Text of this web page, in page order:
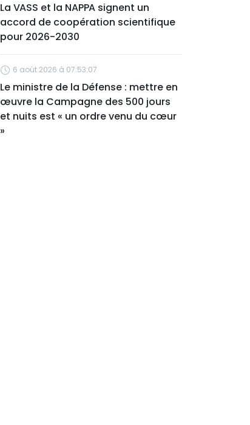
La VASS et la NAPPA signent un
accord de coopération scientifique
pour 2026-2030
6 août 2026 à 07:53:07
Le ministre de la Défense : mettre en
œuvre la Campagne des 500 jours
et nuits est « un ordre venu du cœur
»